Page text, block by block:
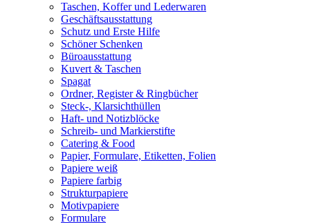
Taschen, Koffer und Lederwaren
Geschäftsausstattung
Schutz und Erste Hilfe
Schöner Schenken
Büroausstattung
Kuvert & Taschen
Spagat
Ordner, Register & Ringbücher
Steck-, Klarsichthüllen
Haft- und Notizblöcke
Schreib- und Markierstifte
Catering & Food
Papier, Formulare, Etiketten, Folien
Papiere weiß
Papiere farbig
Strukturpapiere
Motivpapiere
Formulare